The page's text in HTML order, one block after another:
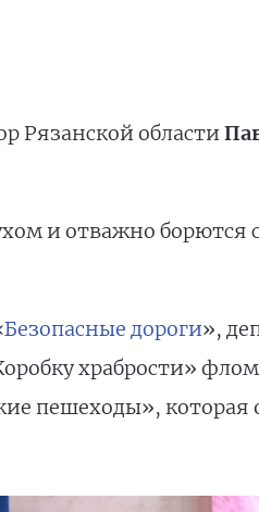
Рязанской области
и отважно
Безопасные дороги»,
храбрости»
пешеходы», которая